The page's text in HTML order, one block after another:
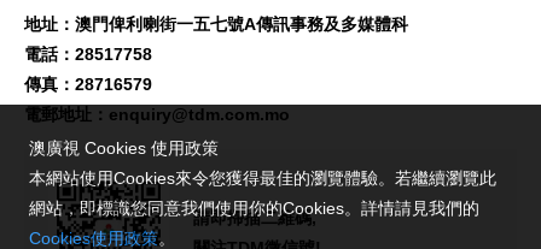
地址：澳門俾利喇街一五七號A傳訊事務及多媒體科
電話：28517758
傳真：28716579
電郵地址： enquiry@tdm.com.mo
請即掃描二維碼,
澳廣視 Cookies 使用政策
本網站使用Cookies來令您獲得最佳的瀏覽體驗。若繼續瀏覽此
網站，即標識您同意我們使用你的Cookies。詳情請見我們的
Cookies使用政策。